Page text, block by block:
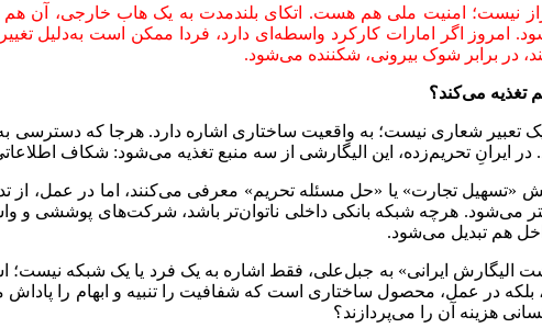
نیست؛ امنیت ملی هم هست. اتکای بلندمدت به یک هاب خارجی، آن هم
امروز اگر امارات کارکرد واسطه‌ای دارد، فردا ممکن است به‌دلیل
در برابر شوک بیرونی، شکننده می‌شود.
تغذیه می‌کند؟
تعبیر شعاری نیست؛ به واقعیت ساختاری اشاره دارد. هرجا که دسترسی
ایرانِ تحریم‌زده، این الیگارشی از سه منبع تغذیه می‌شود: شکاف
«تسهیل تجارت» یا «حل مسئله تحریم» معرفی می‌کنند، اما در عمل،
می‌شود. هرچه شبکه بانکی داخلی ناتوان‌تر باشد، شرکت‌های پوششی و
داخل هم تبدیل می‌شود.
الیگارش ایرانی» به جبل‌علی، فقط اشاره به یک فرد یا یک شبکه
بلکه در عمل، محصول ساختاری است که شفافیت را تنبیه و ابهام را
هزینه آن را می‌پردازند؟